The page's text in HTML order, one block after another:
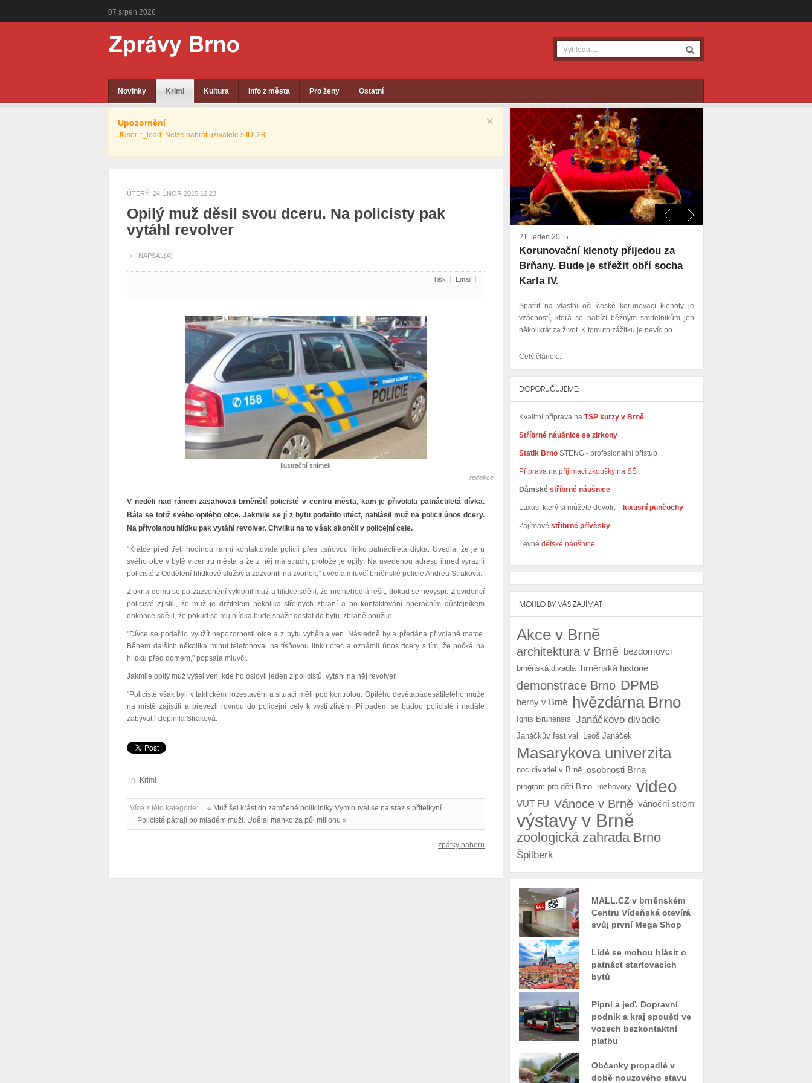
07 srpen 2026
Novinky Krimi Kultura Info z města Pro ženy Ostatní
×
Upozornění
JUser: :_load: Nelze nahrát uživatele s ID: 28
ÚTERÝ, 24 ÚNOR 2015 12:23
Opilý muž děsil svou dceru. Na policisty pak
vytáhl revolver
NAPSAL(A)
Tisk Email
Ilustrační snímek
redakce
V neděli nad ránem zasahovali brněnští policisté v centru města, kam je přivolala patnáctiletá dívka.
Bála se totiž svého opilého otce. Jakmile se jí z bytu podařilo utéct, nahlásil muž na policii únos dcery.
Na přivolanou hlídku pak vytáhl revolver. Chvilku na to však skončil v policejní cele.
"Krátce před třetí hodinou ranní kontaktovala policii přes tísňovou linku patnáctiletá dívka. Uvedla, že je u
svého otce v bytě v centru města a že z něj má strach, protože je opilý. Na uvedenou adresu ihned vyrazili
policisté z Oddělení hlídkové služby a zazvonili na zvonek," uvedla mluvčí brněnské policie Andrea Straková.
Z okna domu se po zazvonění vyklonil muž a hlídce sdělil, že nic nehodlá řešit, dokud se nevyspí. Z evidencí
policisté zjistili, že muž je držitelem několika střelných zbraní a po kontaktování operačním důstojníkem
dokonce sdělil, že pokud se mu hlídka bude snažit dostat do bytu, zbraně použije.
"Dívce se podařilo využít nepozornosti otce a z bytu vyběhla ven. Následně byla předána přivolané matce.
Během dalších několika minut telefonoval na tísňovou linku otec a oznámil únos dcery s tím, že počká na
hlídku před domem," popsala mluvčí.
Jakmile opilý muž vyšel ven, kde ho oslovil jeden z policistů, vytáhl na něj revolver.
"Policisté však byli v taktickém rozestavění a situaci měli pod kontrolou. Opilého devětapadesátiletého muže
na místě zajistili a převezli rovnou do policejní cely k vystřízlivění. Případem se budou policisté i nadále
zabývat," doplnila Straková.
in Krimi
Více z této kategorie:
« Muž šel krást do zamčené polikliniky Vymlouval se na sraz s přítelkyní
Policisté pátrají po mladém muži. Udělal manko za půl milionu »
zpátky nahoru
21. leden 2015
Korunovační klenoty přijedou za
Brňany. Bude je střežit obří socha
Karla IV.
Spatřit na vlastní oči české korunovací klenoty je
vzácností, která se nabízí běžným smrtelníkům jen
několikrát za život. K tomuto zážitku je nevíc po...
Celý článek...
DOPORUČUJEME:
Kvalitní příprava na TSP kurzy v Brně
Stříbrné náušnice se zirkony
Statik Brno STENG - profesionální přístup
Příprava na přijímací zkoušky na SŠ
Dámské stříbrné náušnice
Luxus, který si můžete dovolit – luxusní punčochy
Zajímavé stříbrné přívěsky
Levné dětské náušnice
MOHLO BY VÁS ZAJÍMAT:
Akce v Brně
architektura v Brně bezdomovci
brněnská divadla brněnská historie
demonstrace Brno DPMB
herny v Brně hvězdárna Brno
Ignis Brunensis Janáčkovo divadlo
Janáčkův festival Leoš Janáček
Masarykova univerzita
noc divadel v Brně osobnosti Brna
program pro děti Brno rozhovory video
VUT FU Vánoce v Brně vánoční strom
výstavy v Brně
zoologická zahrada Brno
Špilberk
MALL.CZ v brněnském
Centru Vídeňská otevírá
svůj první Mega Shop
Lidé se mohou hlásit o
patnáct startovacích
bytů
Pípni a jeď. Dopravní
podnik a kraj spouští ve
vozech bezkontaktní
platbu
Občanky propadlé v
době nouzového stavu